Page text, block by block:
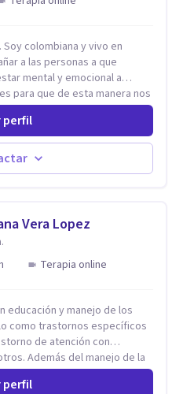
colombiana y vivo en
a las personas a que
mental y emocional a
para que de esta manera nos
con facilidad, paz y gozo.
propia sabiduría. Todo ocurre
(o mucho) de paz mental es
por aqui.
perfil
Vera Lopez
Terapia online
educación y manejo de los
como trastornos específicos
Además del manejo de la
de la dimensión
perfil